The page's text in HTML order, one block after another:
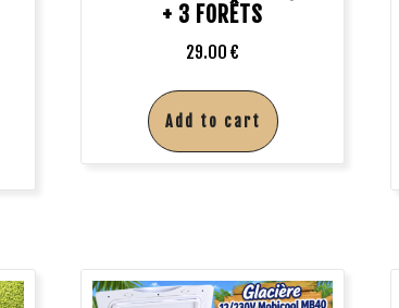
+ 3 FORÊTS
29.00€
Add to cart